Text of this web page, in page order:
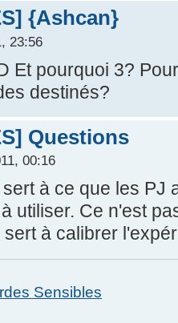
{Ashcan}
23:56
Et pourquoi 3?
destinés?
Questions
00:16
à ce que les PJ
utiliser. Ce n'est
à calibrer
Sensibles